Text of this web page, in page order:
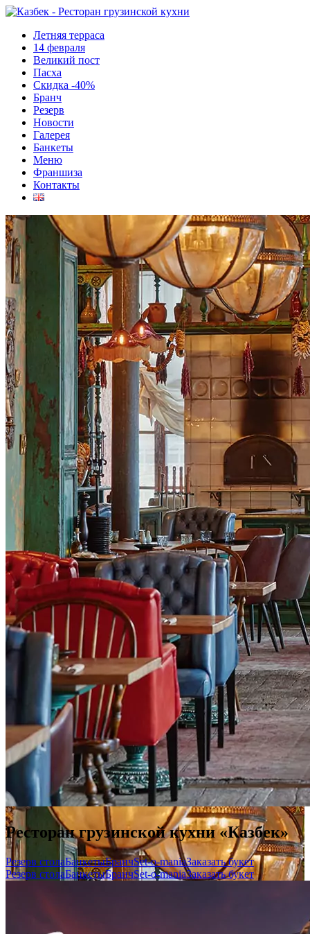
Летняя терраса
14 февраля
Великий пост
Пасха
Скидка -40%
Бранч
Резерв
Новости
Галерея
Банкеты
Меню
Франшиза
Контакты
Ресторан грузинской кухни «Казбек»
Резерв столаБанкетыБранчSet-o-maniaЗаказать букет
Резерв столаБанкетыБранчSet-o-maniaЗаказать букет